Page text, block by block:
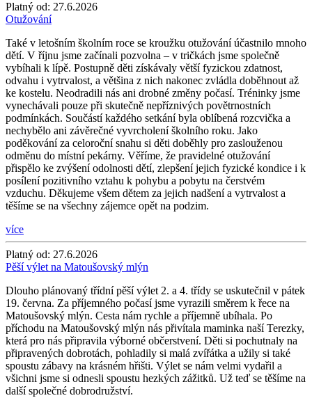
Platný od: 27.6.2026
Otužování
Také v letošním školním roce se kroužku otužování účastnilo mnoho
dětí. V říjnu jsme začínali pozvolna – v tričkách jsme společně
vybíhali k lípě. Postupně děti získávaly větší fyzickou zdatnost,
odvahu i vytrvalost, a většina z nich nakonec zvládla doběhnout až
ke kostelu. Neodradili nás ani drobné změny počasí. Tréninky jsme
vynechávali pouze při skutečně nepříznivých povětrnostních
podmínkách. Součástí každého setkání byla oblíbená rozcvička a
nechybělo ani závěrečné vyvrcholení školního roku. Jako
poděkování za celoroční snahu si děti doběhly pro zaslouženou
odměnu do místní pekárny. Věříme, že pravidelné otužování
přispělo ke zvýšení odolnosti dětí, zlepšení jejich fyzické kondice i k
posílení pozitivního vztahu k pohybu a pobytu na čerstvém
vzduchu. Děkujeme všem dětem za jejich nadšení a vytrvalost a
těšíme se na všechny zájemce opět na podzim.
více
Platný od: 27.6.2026
Pěší výlet na Matoušovský mlýn
Dlouho plánovaný třídní pěší výlet 2. a 4. třídy se uskutečnil v pátek
19. června. Za příjemného počasí jsme vyrazili směrem k řece na
Matoušovský mlýn. Cesta nám rychle a příjemně ubíhala. Po
příchodu na Matoušovský mlýn nás přivítala maminka naší Terezky,
která pro nás připravila výborné občerstvení. Děti si pochutnaly na
připravených dobrotách, pohladily si malá zvířátka a užily si také
spoustu zábavy na krásném hřišti. Výlet se nám velmi vydařil a
všichni jsme si odnesli spoustu hezkých zážitků. Už teď se těšíme na
další společné dobrodružství.